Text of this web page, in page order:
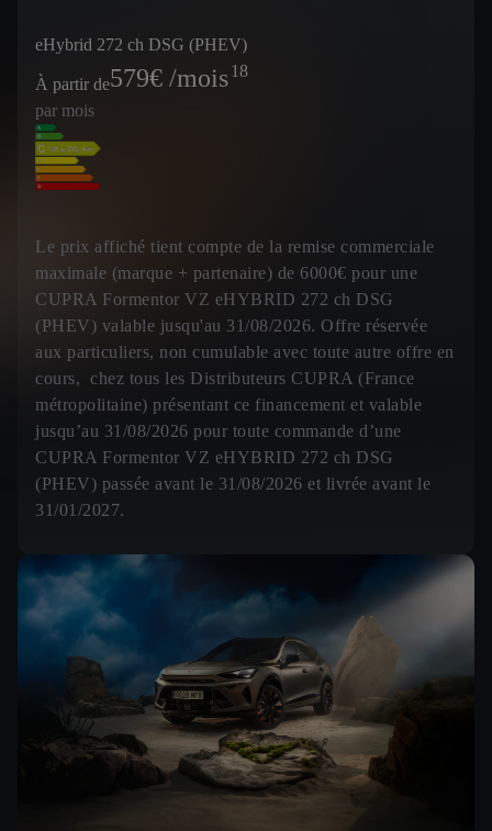
eHybrid 272 ch DSG (PHEV)
À partir de579€ /mois18
par mois
Le prix affiché tient compte de la remise commerciale
maximale (marque + partenaire) de 6000€ pour une
CUPRA Formentor VZ eHYBRID 272 ch DSG
(PHEV) valable jusqu'au 31/08/2026. Offre réservée
aux particuliers, non cumulable avec toute autre offre en
cours, chez tous les Distributeurs CUPRA (France
métropolitaine) présentant ce financement et valable
jusqu’au 31/08/2026 pour toute commande d’une
CUPRA Formentor VZ eHYBRID 272 ch DSG
(PHEV) passée avant le 31/08/2026 et livrée avant le
31/01/2027.